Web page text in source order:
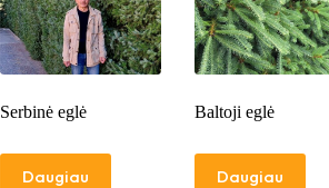
Serbinė eglė
Daugiau
Baltoji eglė
Daugiau